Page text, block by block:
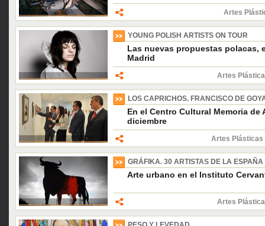
Artes
YOUNG POLISH ARTISTS ON TOUR
Las nuevas propuestas polacas,
Madrid
Artes
LOS CAPRICHOS. FRANCISCO DE
En el Centro Cultural Memoria de
diciembre
Artes Plásticas
GRÁFIKA. 30 ARTISTAS DE LA ESPAÑA
Arte urbano en el Instituto
Artes